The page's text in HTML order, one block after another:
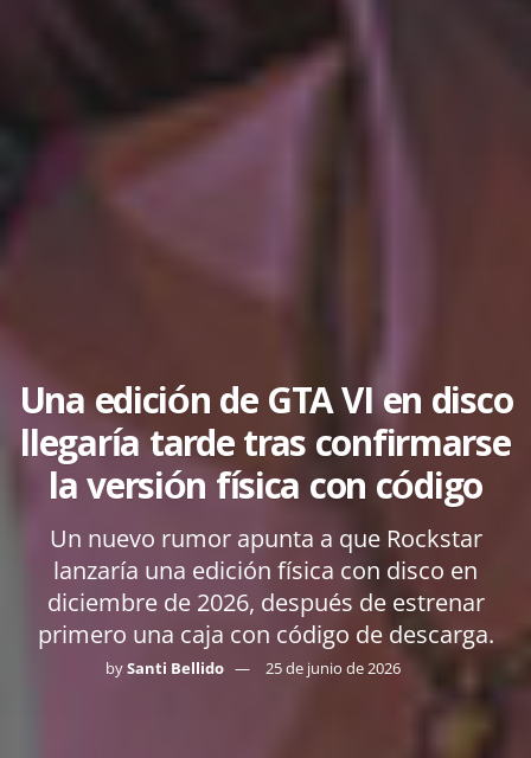
Una edición de GTA VI en disco
llegaría tarde tras confirmarse
la versión física con código
Un nuevo rumor apunta a que Rockstar
lanzaría una edición física con disco en
diciembre de 2026, después de estrenar
primero una caja con código de descarga.
bySanti Bellido 25 de junio de 2026